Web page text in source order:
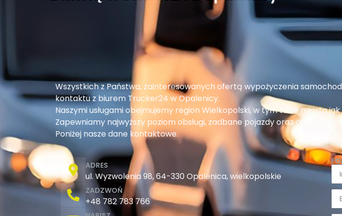
Wszystkich z Państwa, zainteresowanych ofertą wypożyczenia
kontaktu z biurem Trucker24 w Opalenicy.
Naszymi usługami obejmujemy region Wielkopolski, w tym takie miasta
Zapewniamy najwyższy poziom obsługi, zadbane pojazdy oraz atrakcyjne
Poniżej nasze dane kontaktowe.
ADRES
ul. Wyzwolenia 98, 64-330 Opalenica, wielkopolskie
ZADZWOŃ
+48 782 783 766